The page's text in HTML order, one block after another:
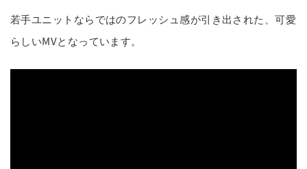
若手ユニットならではのフレッシュ感が引き出された、可愛
らしいMVとなっています。